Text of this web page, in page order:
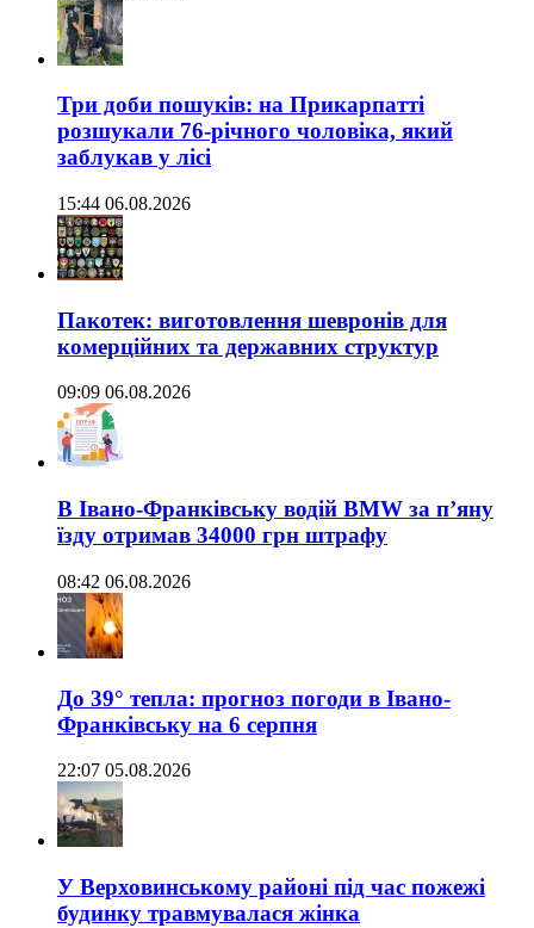
Три доби пошуків: на Прикарпатті
розшукали 76-річного чоловіка, який
заблукав у лісі
15:44 06.08.2026
Пакотек: виготовлення шевронів для
комерційних та державних структур
09:09 06.08.2026
В Івано-Франківську водій BMW за п’яну
їзду отримав 34000 грн штрафу
08:42 06.08.2026
До 39° тепла: прогноз погоди в Івано-
Франківську на 6 серпня
22:07 05.08.2026
У Верховинському районі під час пожежі
будинку травмувалася жінка